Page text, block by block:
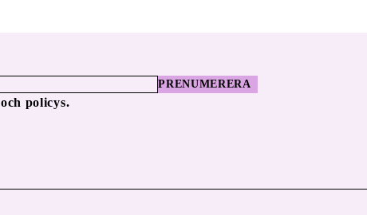
PRENUMERERA
policys.